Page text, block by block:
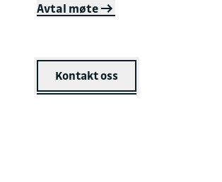
Avtal møte
Kontakt oss